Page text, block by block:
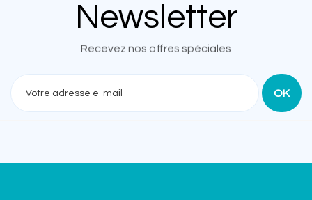
Newsletter
Recevez nos offres spéciales